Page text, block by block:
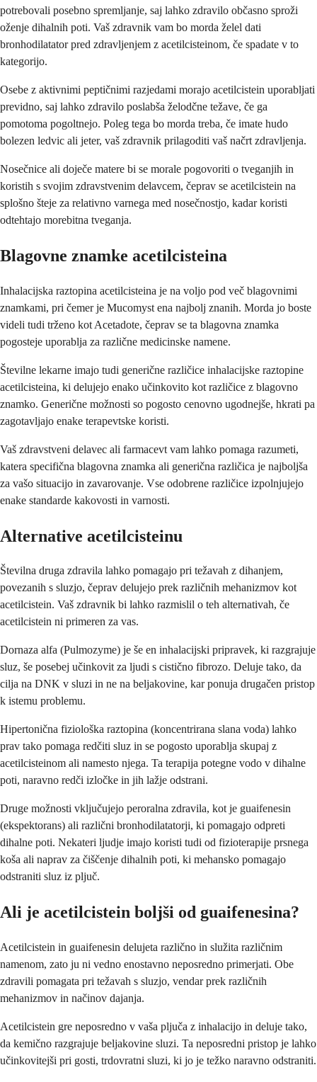
potrebovali posebno spremljanje, saj lahko zdravilo občasno sproži
oženje dihalnih poti. Vaš zdravnik vam bo morda želel dati
bronhodilatator pred zdravljenjem z acetilcisteinom, če spadate v to
kategorijo.
Osebe z aktivnimi peptičnimi razjedami morajo acetilcistein uporabljati
previdno, saj lahko zdravilo poslabša želodčne težave, če ga
pomotoma pogoltnejo. Poleg tega bo morda treba, če imate hudo
bolezen ledvic ali jeter, vaš zdravnik prilagoditi vaš načrt zdravljenja.
Nosečnice ali doječe matere bi se morale pogovoriti o tveganjih in
koristih s svojim zdravstvenim delavcem, čeprav se acetilcistein na
splošno šteje za relativno varnega med nosečnostjo, kadar koristi
odtehtajo morebitna tveganja.
Blagovne znamke acetilcisteina
Inhalacijska raztopina acetilcisteina je na voljo pod več blagovnimi
znamkami, pri čemer je Mucomyst ena najbolj znanih. Morda jo boste
videli tudi trženo kot Acetadote, čeprav se ta blagovna znamka
pogosteje uporablja za različne medicinske namene.
Številne lekarne imajo tudi generične različice inhalacijske raztopine
acetilcisteina, ki delujejo enako učinkovito kot različice z blagovno
znamko. Generične možnosti so pogosto cenovno ugodnejše, hkrati pa
zagotavljajo enake terapevtske koristi.
Vaš zdravstveni delavec ali farmacevt vam lahko pomaga razumeti,
katera specifična blagovna znamka ali generična različica je najboljša
za vašo situacijo in zavarovanje. Vse odobrene različice izpolnjujejo
enake standarde kakovosti in varnosti.
Alternative acetilcisteinu
Številna druga zdravila lahko pomagajo pri težavah z dihanjem,
povezanih s sluzjo, čeprav delujejo prek različnih mehanizmov kot
acetilcistein. Vaš zdravnik bi lahko razmislil o teh alternativah, če
acetilcistein ni primeren za vas.
Dornaza alfa (Pulmozyme) je še en inhalacijski pripravek, ki razgrajuje
sluz, še posebej učinkovit za ljudi s cistično fibrozo. Deluje tako, da
cilja na DNK v sluzi in ne na beljakovine, kar ponuja drugačen pristop
k istemu problemu.
Hipertonična fiziološka raztopina (koncentrirana slana voda) lahko
prav tako pomaga redčiti sluz in se pogosto uporablja skupaj z
acetilcisteinom ali namesto njega. Ta terapija potegne vodo v dihalne
poti, naravno redči izločke in jih lažje odstrani.
Druge možnosti vključujejo peroralna zdravila, kot je guaifenesin
(ekspektorans) ali različni bronhodilatatorji, ki pomagajo odpreti
dihalne poti. Nekateri ljudje imajo koristi tudi od fizioterapije prsnega
koša ali naprav za čiščenje dihalnih poti, ki mehansko pomagajo
odstraniti sluz iz pljuč.
Ali je acetilcistein boljši od guaifenesina?
Acetilcistein in guaifenesin delujeta različno in služita različnim
namenom, zato ju ni vedno enostavno neposredno primerjati. Obe
zdravili pomagata pri težavah s sluzjo, vendar prek različnih
mehanizmov in načinov dajanja.
Acetilcistein gre neposredno v vaša pljuča z inhalacijo in deluje tako,
da kemično razgrajuje beljakovine sluzi. Ta neposredni pristop je lahko
učinkovitejši pri gosti, trdovratni sluzi, ki jo je težko naravno odstraniti.